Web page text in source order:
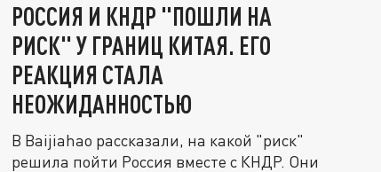
РОССИЯ И КНДР "ПОШЛИ НА
РИСК" У ГРАНИЦ КИТАЯ. ЕГО
РЕАКЦИЯ СТАЛА
НЕОЖИДАННОСТЬЮ
В Baijiahao рассказали, на какой "риск"
решила пойти Россия вместе с КНДР. Они